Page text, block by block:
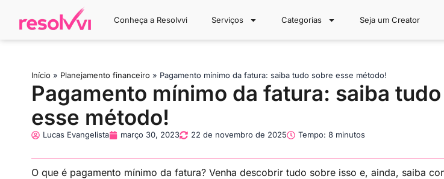
Conheça a Resolvvi Serviços Categorias Seja um Creator
Início » Planejamento financeiro » Pagamento mínimo da fatura: saiba tudo sobre esse método!
Pagamento mínimo da fatura: saiba
esse método!
Lucas Evangelista março 30, 2023 22 de novembro de 2025 Tempo: 8 minutos
O que é pagamento mínimo da fatura? Venha descobrir tudo sobre isso e, ainda, saiba